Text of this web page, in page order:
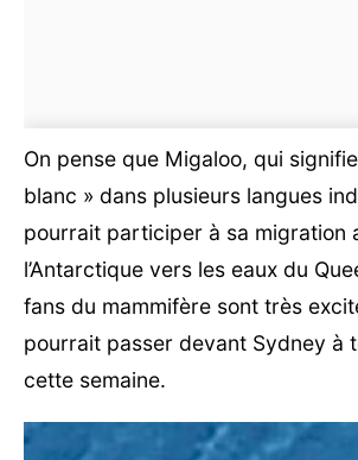
On pense que Migaloo, qui
blanc » dans plusieurs langues
pourrait participer à sa migration
l’Antarctique vers les eaux du
fans du mammifère sont très
pourrait passer devant Sydney à
cette semaine.